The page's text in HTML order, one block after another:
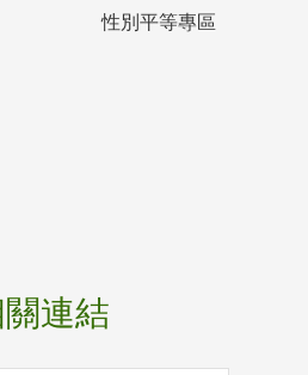
性別平等專區
連結